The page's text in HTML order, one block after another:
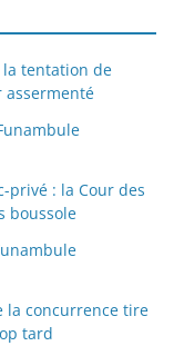
la tentation de
assermenté
privé : la Cour des
boussole
la concurrence tire
tard